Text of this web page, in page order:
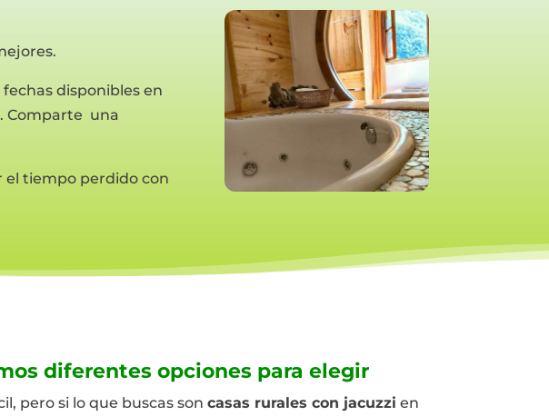
disponibles en
Comparte una
el tiempo perdido con
diferentes opciones para elegir
pero si lo que buscas son casas rurales con jacuzzi en